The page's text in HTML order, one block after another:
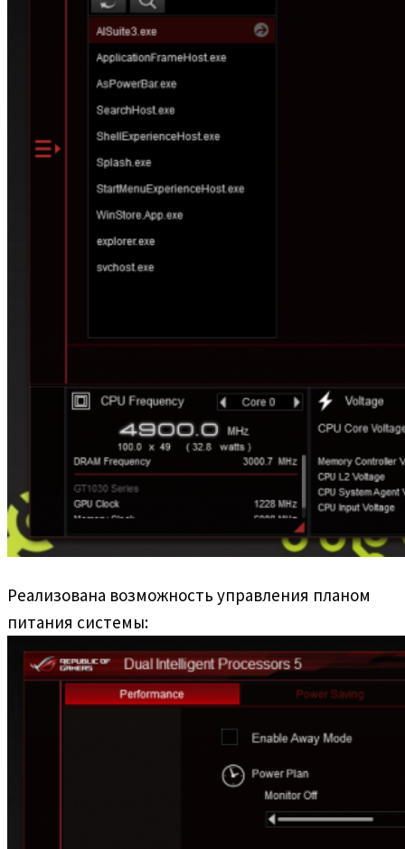
Реализована возможность управления планом
питания системы: